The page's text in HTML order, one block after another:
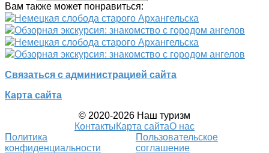
Вам также может понравиться:
Немецкая слобода старого Архангельска
Обзорная экскурсия: знакомство с городом ангелов
Немецкая слобода старого Архангельска
Обзорная экскурсия: знакомство с городом ангелов
Связаться с администрацией сайта
Карта сайта
© 2020-2026 Наш туризм
КонтактыКарта сайтаО нас
Политика
конфиденциальности
Пользовательское
соглашение